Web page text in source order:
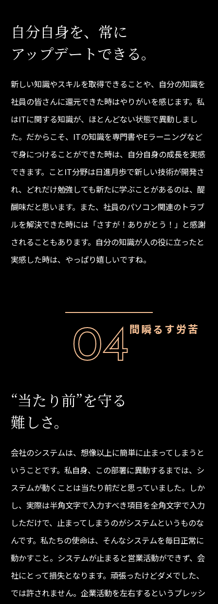
自分自身を、常に
アップデートできる。
新しい知識やスキルを取得できることや、自分の知識を
社員の皆さんに還元できた時はやりがいを感じます。私
はITに関する知識が、ほとんどない状態で異動しまし
た。だからこそ、ITの知識を専門書やEラーニングなど
で身につけることができた時は、自分自身の成長を実感
できます。ことIT分野は日進月歩で新しい技術が開発さ
れ、どれだけ勉強しても新たに学ぶことがあるのは、醍
醐味だと思います。また、社員のパソコン関連のトラブ
ルを解決できた時には「さすが！ありがとう！」と感謝
されることもあります。自分の知識が人の役に立ったと
実感した時は、やっぱり嬉しいですね。
04 苦労する瞬間
“当たり前”を守る
難しさ。
会社のシステムは、想像以上に簡単に止まってしまうと
いうことです。私自身、この部署に異動するまでは、シ
ステムが動くことは当たり前だと思っていました。しか
し、実際は半角文字で入力すべき項目を全角文字で入力
しただけで、止まってしまうのがシステムというものな
んです。私たちの使命は、そんなシステムを毎日正常に
動かすこと。システムが止まると営業活動ができず、会
社にとって損失となります。頑張ったけどダメでした、
では許されません。企業活動を左右するというプレッシ